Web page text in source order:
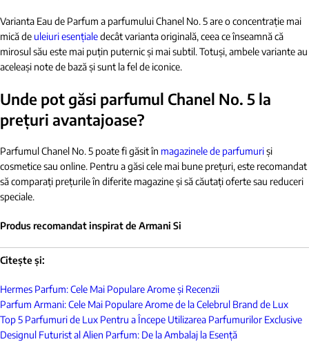
Varianta Eau de Parfum a parfumului Chanel No. 5 are o concentrație mai
mică de uleiuri esențialedecât varianta originală, ceea ce înseamnă că
mirosul său este mai puțin puternic și mai subtil. Totuși, ambele variante au
aceleași note de bază și sunt la fel de iconice.
Unde pot găsi parfumul Chanel No. 5 la
prețuri avantajoase?
Parfumul Chanel No. 5 poate fi găsit în magazinele de parfumuriși
cosmetice sau online. Pentru a găsi cele mai bune prețuri, este recomandat
să comparați prețurile în diferite magazine și să căutați oferte sau reduceri
speciale.
Produs recomandat inspirat de Armani Si
Citește și:
Hermes Parfum: Cele Mai Populare Arome și Recenzii
Parfum Armani: Cele Mai Populare Arome de la Celebrul Brand de Lux
Top 5 Parfumuri de Lux Pentru a Începe Utilizarea Parfumurilor Exclusive
Designul Futurist al Alien Parfum: De la Ambalaj la Esență